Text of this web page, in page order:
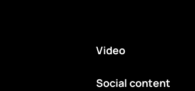
Video
Social content